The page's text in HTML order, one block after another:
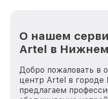
О нашем
Artel в
Добро пожаловать в
центр Artel в
предлагаем